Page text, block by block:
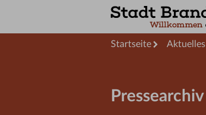
Startseite Aktuelles
Pressearchiv